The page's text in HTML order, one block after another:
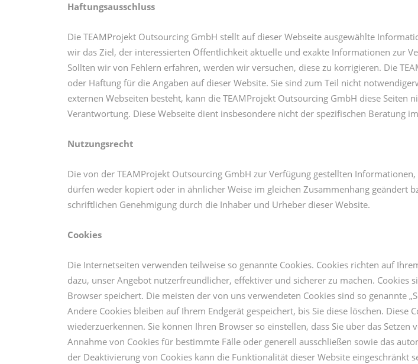
Haftungsausschluss
Die TEAMProjekt Outsourcing GmbH stellt auf dieser Webseite ausgewählte
wir das Ziel, der interessierten Öffentlichkeit aktuelle und exakte Informationen zur
Sollten wir von Fehlern erfahren, werden wir versuchen, diese zu korrigieren. Die
oder Haftung für die Angaben auf dieser Website. Sie sind zum Teil nicht
externen Webseiten besteht, kann die TEAMProjekt Outsourcing GmbH diese
Verantwortung. Diese Webseite dient insbesondere nicht der spezifischen Beratung
Nutzungsrecht
Die von der TEAMProjekt Outsourcing GmbH zur Verfügung gestellten
dürfen weder kopiert oder in ähnlicher Weise im gleichen Zusammenhang geändert
schriftlichen Genehmigung durch die Inhaber und Urheber dieser Website.
Cookies
Die Internetseiten verwenden teilweise so genannte Cookies. Cookies richten auf
dazu, unser Angebot nutzerfreundlicher, effektiver und sicherer zu machen. Cookies
Browser speichert. Die meisten der von uns verwendeten Cookies sind so genannte
Andere Cookies bleiben auf Ihrem Endgerät gespeichert, bis Sie diese löschen.
wiederzuerkennen. Sie können Ihren Browser so einstellen, dass Sie über das
Annahme von Cookies für bestimmte Fälle oder generell ausschließen sowie das
der Deaktivierung von Cookies kann die Funktionalität dieser Website eingeschränkt